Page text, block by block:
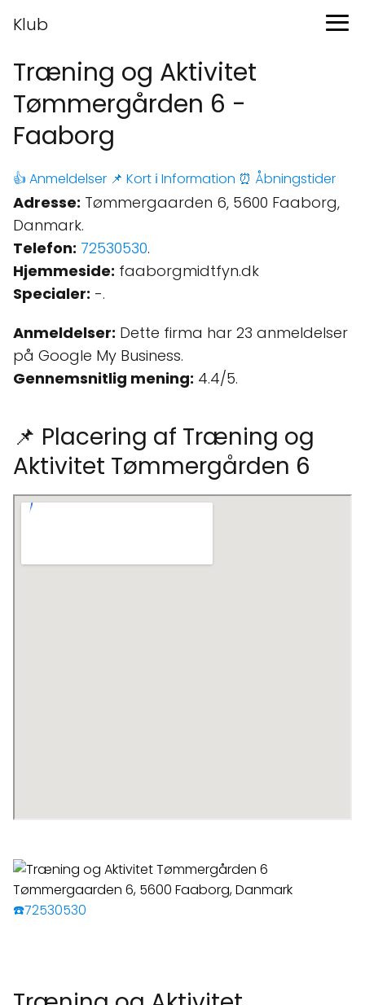
Klub
Træning og Aktivitet
Tømmergården 6 -
Faaborg
👍 Anmeldelser 📌 Kort ℹ️ Information ⏰ Åbningstider
Adresse: Tømmergaarden 6, 5600 Faaborg,
Danmark.
Telefon: 72530530.
Hjemmeside: faaborgmidtfyn.dk
Specialer: -.
Anmeldelser: Dette firma har 23 anmeldelser
på Google My Business.
Gennemsnitlig mening: 4.4/5.
📌 Placering af Træning og
Aktivitet Tømmergården 6
☎️72530530